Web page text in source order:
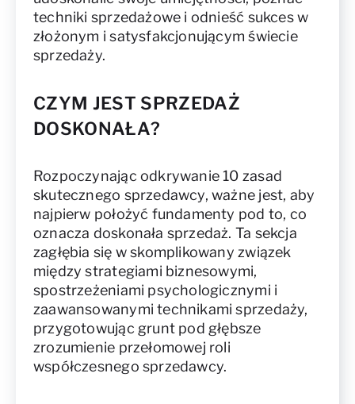
techniki sprzedażowe i odnieść sukces w
złożonym i satysfakcjonującym świecie
sprzedaży.
CZYM JEST SPRZEDAŻ
DOSKONAŁA?
Rozpoczynając odkrywanie 10 zasad
skutecznego sprzedawcy, ważne jest, aby
najpierw położyć fundamenty pod to, co
oznacza doskonała sprzedaż. Ta sekcja
zagłębia się w skomplikowany związek
między strategiami biznesowymi,
spostrzeżeniami psychologicznymi i
zaawansowanymi technikami sprzedaży,
przygotowując grunt pod głębsze
zrozumienie przełomowej roli
współczesnego sprzedawcy.